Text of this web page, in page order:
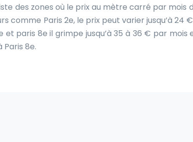
des zones où le prix au mètre carré par mois
comme Paris 2e, le prix peut varier jusqu’à 24
et paris 8e il grimpe jusqu’à 35 à 36 € par
8e.